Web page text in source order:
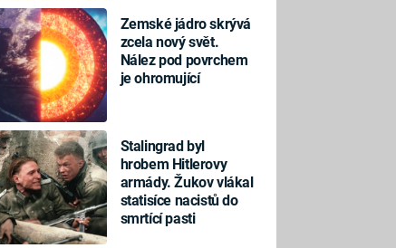
Zemské jádro skrývá
zcela nový svět.
Nález pod povrchem
je ohromující
Stalingrad byl
hrobem Hitlerovy
armády. Žukov vlákal
statisíce nacistů do
smrtící pasti